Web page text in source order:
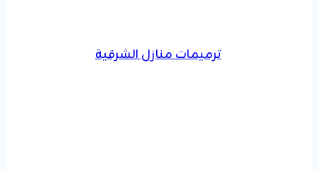
ترميمات منازل الشرقية